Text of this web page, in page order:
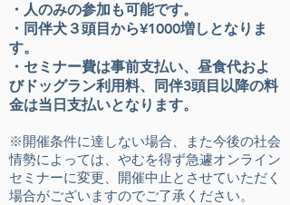
・人のみの参加も可能です​。
・同伴犬３頭目から¥1000増しとなりま
す。
・セミナー費は事前支払い、昼食代およ
びドッグラン利用料、同伴3頭目以降の料
金は当日支払いとなります。
※開催条件に達しない場合、また今後の社会
情勢によっては、やむを得ず急遽オンライン
セミナーに変更、開催中止とさせていただ く
場合がございますのでご了承ください。